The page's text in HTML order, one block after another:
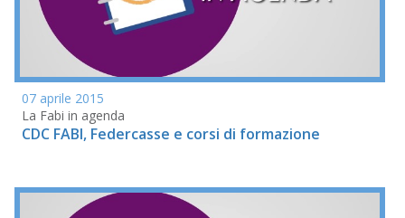
07 aprile 2015
La Fabi in agenda
CDC FABI, Federcasse e corsi di formazione